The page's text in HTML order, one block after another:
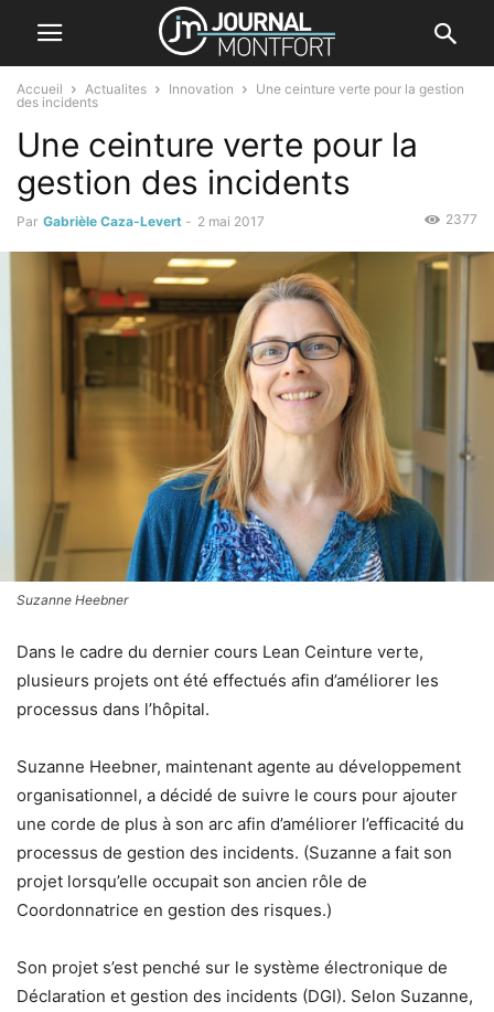
Accueil Actualites Innovation
Une ceinture verte pour la gestion
des incidents
Une ceinture verte pour la
gestion des incidents
Par Gabrièle Caza-Levert - 2 mai 2017 2377
Suzanne Heebner
Dans le cadre du dernier cours Lean Ceinture verte,
plusieurs projets ont été effectués afin d’améliorer les
processus dans l’hôpital.
Suzanne Heebner, maintenant agente au développement
organisationnel, a décidé de suivre le cours pour ajouter
une corde de plus à son arc afin d’améliorer l’efficacité du
processus de gestion des incidents. (Suzanne a fait son
projet lorsqu’elle occupait son ancien rôle de
Coordonnatrice en gestion des risques.)
Son projet s’est penché sur le système électronique de
Déclaration et gestion des incidents (DGI). Selon Suzanne,